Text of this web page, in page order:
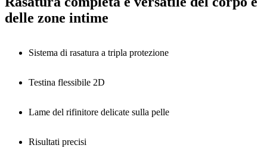
delle zone intime
Sistema di rasatura a tripla protezione
Testina flessibile 2D
Lame del rifinitore delicate sulla pelle
Risultati precisi